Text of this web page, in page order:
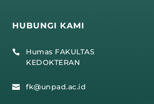
HUBUNGI KAMI

Humas FAKULTAS
KEDOKTERAN
 fk@unpad.ac.id